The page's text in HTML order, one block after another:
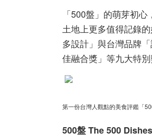
「500盤」的萌芽初
土地上更多值得記錄
多設計」與台灣品牌
佳融合獎」等九大特
第一份台灣人觀點的美食評鑑「
500盤 The 500